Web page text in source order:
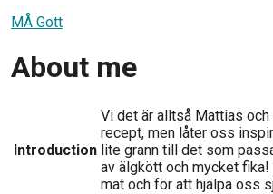
MÅ Gott
About me
Introduction
Vi det är alltså Mattias och
recept, men låter oss
lite grann till det som
av älgkött och mycket
mat och för att hjälpa oss